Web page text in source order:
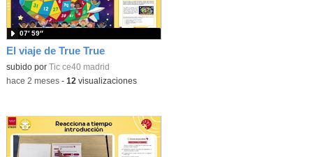
El viaje de True True
subido por Tic ce40 madrid
07′ 59″
-hace 2 meses- 12 visualizaciones